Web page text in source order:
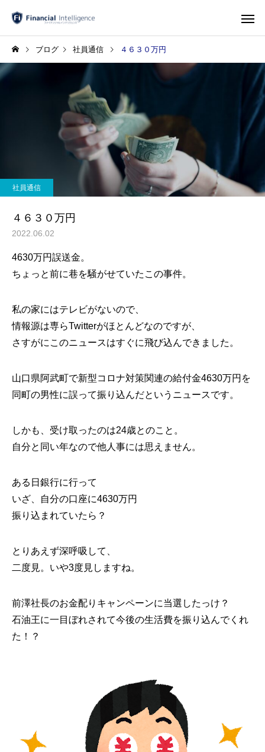
ブログ 社員通信 ４６３０万円
社員通信
４６３０万円
2022.06.02
4630万円誤送金。
ちょっと前に巷を騒がせていたこの事件。
私の家にはテレビがないので、
情報源は専らTwitterがほとんどなのですが、
さすがにこのニュースはすぐに飛び込んできました。
山口県阿武町で新型コロナ対策関連の給付金4630万円を
同町の男性に誤って振り込んだというニュースです。
しかも、受け取ったのは24歳とのこと。
自分と同い年なので他人事には思えません。
ある日銀行に行って
いざ、自分の口座に4630万円
振り込まれていたら？
とりあえず深呼吸して、
二度見。いや3度見しますね。
前澤社長のお金配りキャンペーンに当選したっけ？
石油王に一目ぼれされて今後の生活費を振り込んでくれ
た！？